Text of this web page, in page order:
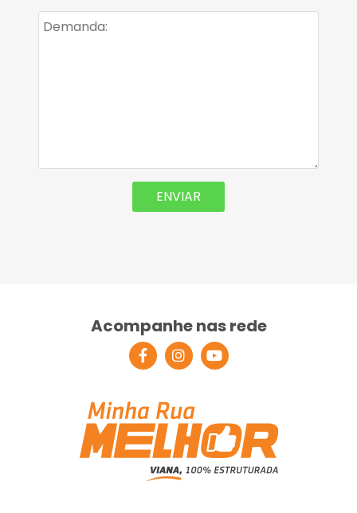
Acompanhe nas rede